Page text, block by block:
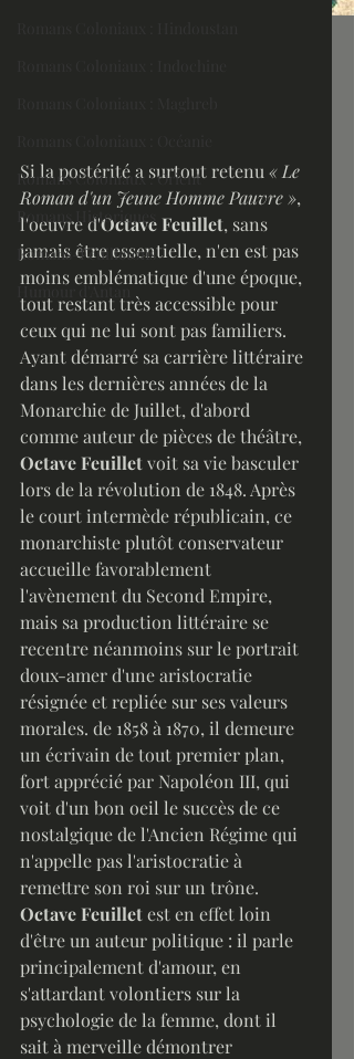
Romans Coloniaux : Orient
Romans Historiques
Romans-Feuilletons
Humour d'Antan
Si la postérité a surtout retenu « Le
Roman d'un Jeune Homme Pauvre »,
l'oeuvre d'Octave Feuillet, sans
jamais être essentielle, n'en est pas
moins emblématique d'une époque,
tout restant très accessible pour
ceux qui ne lui sont pas familiers.
Ayant démarré sa carrière littéraire
dans les dernières années de la
Monarchie de Juillet, d'abord
comme auteur de pièces de théâtre,
Octave Feuillet voit sa vie basculer
lors de la révolution de 1848. Après
le court intermède républicain, ce
monarchiste plutôt conservateur
accueille favorablement
l'avènement du Second Empire,
mais sa production littéraire se
recentre néanmoins sur le portrait
doux-amer d'une aristocratie
résignée et repliée sur ses valeurs
morales. de 1858 à 1870, il demeure
un écrivain de tout premier plan,
fort apprécié par Napoléon III, qui
voit d'un bon oeil le succès de ce
nostalgique de l'Ancien Régime qui
n'appelle pas l'aristocratie à
remettre son roi sur un trône.
Octave Feuillet est en effet loin
d'être un auteur politique : il parle
principalement d'amour, en
s'attardant volontiers sur la
psychologie de la femme, dont il
sait à merveille démontrer